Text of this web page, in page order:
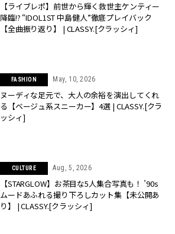
【ライブレポ】前世から輝く救世主ケンティー
降臨!? “IDOL1ST 中島健人”徹底プレイバック
【全曲振り返り】 | CLASSY.[クラッシィ]
FASHION May, 10, 2026
ヌーディな足元で、大人の余裕を演出してくれ
る【ベージュ系スニーカー】4選 | CLASSY.[クラ
ッシィ]
CULTURE Aug, 5, 2026
【STARGLOW】お茶目な5人集合写真も！ ’90s
ムードあふれる撮り下ろしカット集【未公開あ
り】 | CLASSY.[クラッシィ]